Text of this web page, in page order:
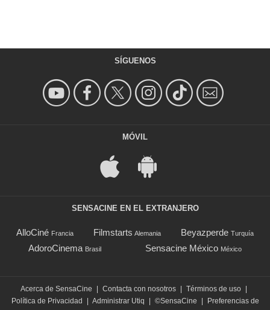
SÍGUENOS
MÓVIL
SENSACINE EN EL EXTRANJERO
AlloCiné Francia Filmstarts Alemania Beyazperde Turquía
AdoroCinema Brasil Sensacine México México
Acerca de SensaCine Contacta con nosotros Términos de uso
Política de Privacidad
Administrar Utiq ©SensaCine
Preferencias de